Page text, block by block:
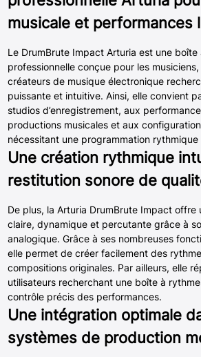
musicale et performances
Le DrumBrute Impact Arturia est une
professionnelle conçue pour les
créateurs de musique électronique
puissante et intuitive. Ainsi, elle convient
studios d’enregistrement, aux
productions musicales et aux
nécessitant une programmation rythmique
Une création rythmique
restitution sonore de
De plus, la Arturia DrumBrute Impact offre
claire, dynamique et percutante grâce à
analogique. Grâce à ses nombreuses
elle permet de créer facilement des
compositions originales. Par ailleurs, elle
utilisateurs recherchant une boîte à
contrôle précis des performances.
Une intégration optimale
systèmes de production